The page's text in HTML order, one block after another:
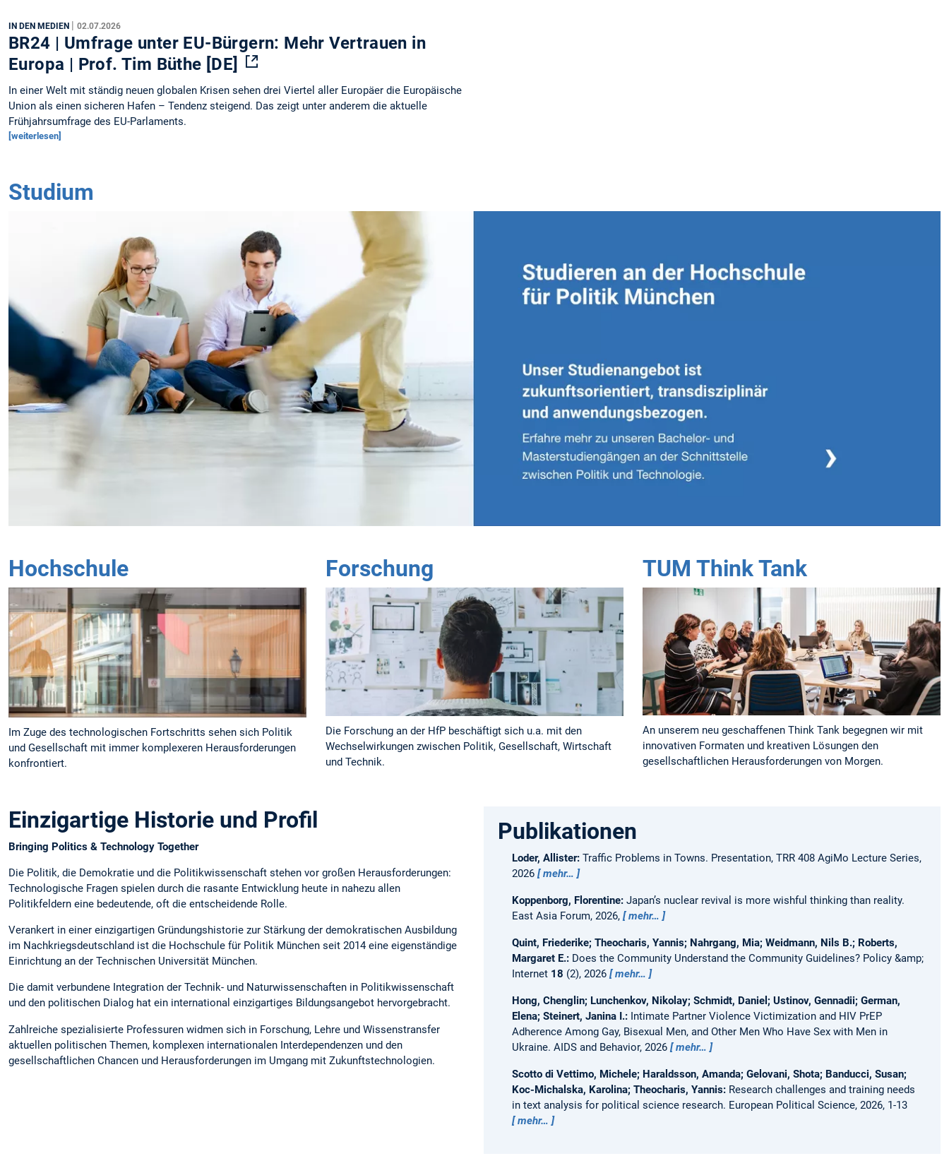
IN DEN MEDIEN | 02.07.2026
BR24 | Umfrage unter EU-Bürgern: Mehr Vertrauen in
Europa | Prof. Tim Büthe [DE]
In einer Welt mit ständig neuen globalen Krisen sehen drei Viertel aller Europäer die Europäische
Union als einen sicheren Hafen – Tendenz steigend. Das zeigt unter anderem die aktuelle
Frühjahrsumfrage des EU-Parlaments.
[weiterlesen]
Studium
Hochschule
Im Zuge des technologischen Fortschritts sehen sich Politik
und Gesellschaft mit immer komplexeren Herausforderungen
konfrontiert.
Forschung
Die Forschung an der HfP beschäftigt sich u.a. mit den
Wechselwirkungen zwischen Politik, Gesellschaft, Wirtschaft
und Technik.
TUM Think Tank
An unserem neu geschaffenen Think Tank begegnen wir mit
innovativen Formaten und kreativen Lösungen den
gesellschaftlichen Herausforderungen von Morgen.
Einzigartige Historie und Profil
Bringing Politics & Technology Together
Die Politik, die Demokratie und die Politikwissenschaft stehen vor großen Herausforderungen:
Technologische Fragen spielen durch die rasante Entwicklung heute in nahezu allen
Politikfeldern eine bedeutende, oft die entscheidende Rolle.
Verankert in einer einzigartigen Gründungshistorie zur Stärkung der demokratischen Ausbildung
im Nachkriegsdeutschland ist die Hochschule für Politik München seit 2014 eine eigenständige
Einrichtung an der Technischen Universität München.
Die damit verbundene Integration der Technik- und Naturwissenschaften in Politikwissenschaft
und den politischen Dialog hat ein international einzigartiges Bildungsangebot hervorgebracht.
Zahlreiche spezialisierte Professuren widmen sich in Forschung, Lehre und Wissenstransfer
aktuellen politischen Themen, komplexen internationalen Interdependenzen und den
gesellschaftlichen Chancen und Herausforderungen im Umgang mit Zukunftstechnologien.
Publikationen
Loder, Allister:Traffic Problems in Towns. Presentation, TRR 408 AgiMo Lecture Series,
2026 mehr…
Koppenborg, Florentine:Japan’s nuclear revival is more wishful thinking than reality.
East Asia Forum, 2026, mehr…
Quint, Friederike; Theocharis, Yannis; Nahrgang, Mia; Weidmann, Nils B.; Roberts,
Margaret E.: Does the Community Understand the Community Guidelines? Policy &amp;
Internet 18 (2), 2026 mehr…
Hong, Chenglin; Lunchenkov, Nikolay; Schmidt, Daniel; Ustinov, Gennadii; German,
Elena; Steinert, Janina I.: Intimate Partner Violence Victimization and HIV PrEP
Adherence Among Gay, Bisexual Men, and Other Men Who Have Sex with Men in
Ukraine.AIDS and Behavior, 2026 mehr…
Scotto di Vettimo, Michele; Haraldsson, Amanda; Gelovani, Shota; Banducci, Susan;
Koc-Michalska, Karolina; Theocharis, Yannis: Research challenges and training needs
in text analysis for political science research. European Political Science, 2026, 1-13
mehr…